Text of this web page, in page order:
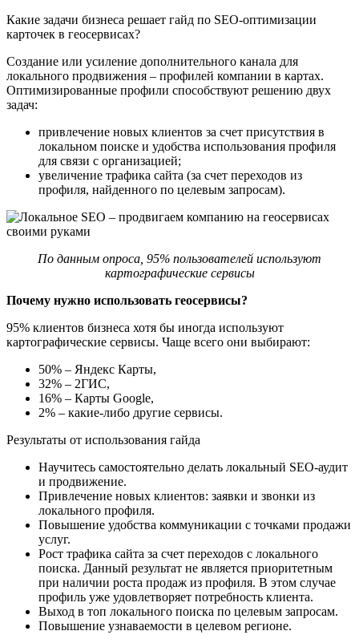
Какие задачи бизнеса решает гайд по SEO-оптимизации
карточек в геосервисах?
Создание или усиление дополнительного канала для
локального продвижения – профилей компании в картах.
Оптимизированные профили способствуют решению двух
задач:
привлечение новых клиентов за счет присутствия в
локальном поиске и удобства использования профиля
для связи с организацией;
увеличение трафика сайта (за счет переходов из
профиля, найденного по целевым запросам).
По данным опроса, 95% пользователей используют
картографические сервисы
Почему нужно использовать геосервисы?
95% клиентов бизнеса хотя бы иногда используют
картографические сервисы. Чаще всего они выбирают:
50% – Яндекс Карты,
32% – 2ГИС,
16% – Карты Google,
2% – какие-либо другие сервисы.
Результаты от использования гайда
Научитесь самостоятельно делать локальный SEO-аудит
и продвижение.
Привлечение новых клиентов: заявки и звонки из
локального профиля.
Повышение удобства коммуникации с точками продажи
услуг.
Рост трафика сайта за счет переходов с локального
поиска. Данный результат не является приоритетным
при наличии роста продаж из профиля. В этом случае
профиль уже удовлетворяет потребность клиента.
Выход в топ локального поиска по целевым запросам.
Повышение узнаваемости в целевом регионе.